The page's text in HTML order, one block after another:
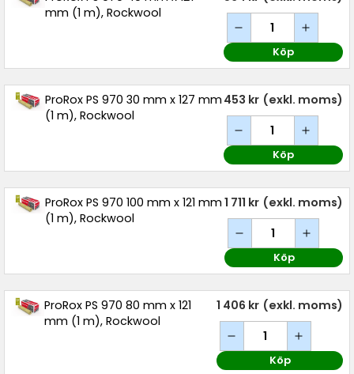
mm (1 m), Rockwool
Köp
ProRox PS 970 30 mm x 127 mm
(1 m), Rockwool
453 kr (exkl. moms)
Köp
ProRox PS 970 100 mm x 121 mm
(1 m), Rockwool
1 711 kr (exkl. moms)
Köp
ProRox PS 970 80 mm x 121
mm (1 m), Rockwool
1 406 kr (exkl. moms)
Köp